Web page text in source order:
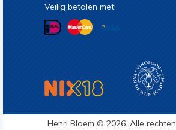
Veilig betalen met:
Henri Bloem © 2026. Alle rechten